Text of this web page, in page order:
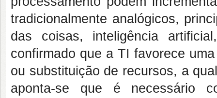
tradicionalmente analógicos,
das coisas, inteligência
confirmado que a TI favorece
ou substituição de recursos, a
aponta-se que é necessário